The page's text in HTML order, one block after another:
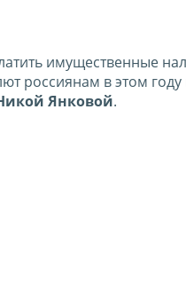
имущественные
россиянам в этом году
Янковой.